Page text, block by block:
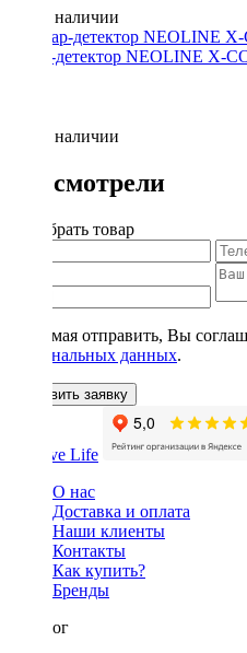
Нет в наличии
радар-детектор NEOLINE X-
Нет в наличии
Вы смотрели
Подобрать товар
Нажимая отправить, Вы
персональных данных.
Оставить заявку
О нас
Доставка и оплата
Наши клиенты
Контакты
Как купить?
Бренды
Каталог